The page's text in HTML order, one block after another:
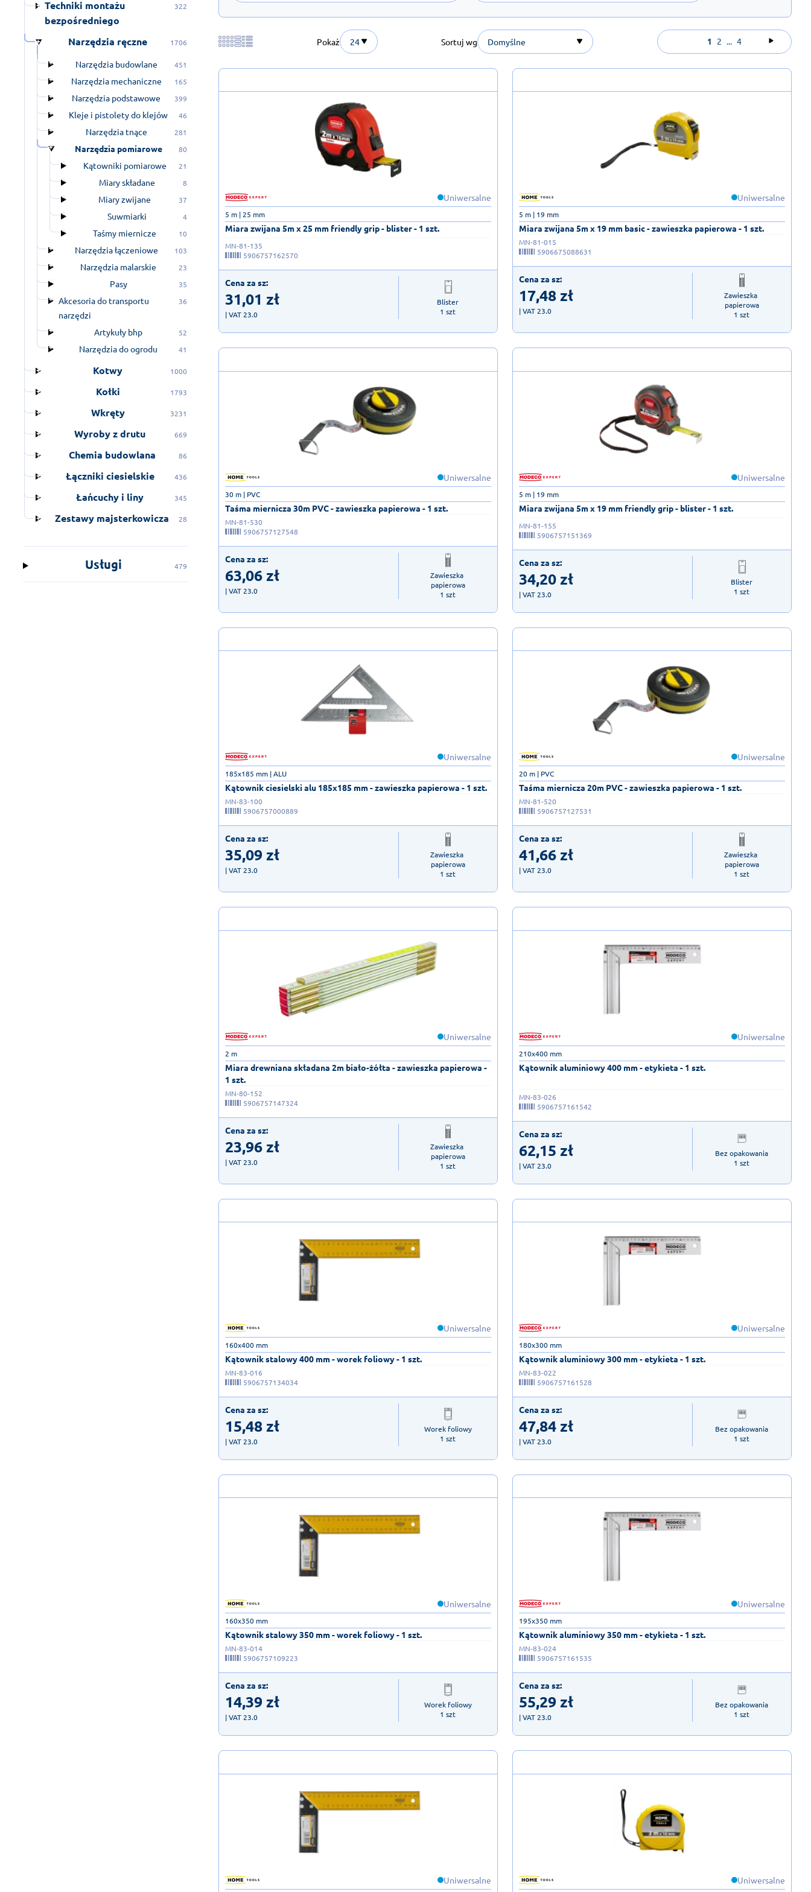
Techniki montażu
bezpośredniego
322
Narzędzia ręczne 1706
Narzędzia budowlane 451
Narzędzia mechaniczne 165
Narzędzia podstawowe 399
Kleje i pistolety do klejów 46
Narzędzia tnące 281
Narzędzia pomiarowe 80
Kątowniki pomiarowe 21
Miary składane 8
Miary zwijane 37
Suwmiarki 4
Taśmy miernicze 10
Narzędzia łączeniowe 103
Narzędzia malarskie 23
Pasy 35
Akcesoria do transportu
narzędzi
36
Artykuły bhp 52
Narzędzia do ogrodu 41
Kotwy 1000
Kołki 1793
Wkręty 3231
Wyroby z drutu 669
Chemia budowlana 86
Łączniki ciesielskie 436
Łańcuchy i liny 345
Zestawy majsterkowicza 28
Usługi 479
Pokaż 24 Sortuj wg Domyślne 1 2 ... 4
Uniwersalne
Miara zwijana 5m x 25 mm friendly grip - blister - 1 szt.
5 m | 25 mm
MN-81-135
5906757162570
Cena za sz:
31,01 zł
| VAT 23.0
Blister
1 szt
Uniwersalne
Miara zwijana 5m x 19 mm basic - zawieszka papierowa - 1 szt.
5 m | 19 mm
MN-81-015
5906675088631
Cena za sz:
17,48zł
| VAT 23.0
Zawieszka
papierowa
1 szt
Uniwersalne
Taśma miernicza 30m PVC - zawieszka papierowa - 1 szt.
30 m | PVC
MN-81-530
5906757127548
Cena za sz:
63,06zł
| VAT 23.0
Zawieszka
papierowa
1 szt
Uniwersalne
Miara zwijana 5m x 19 mm friendly grip - blister - 1 szt.
5 m | 19 mm
MN-81-155
5906757151369
Cena za sz:
34,20zł
| VAT 23.0
Blister
1 szt
Uniwersalne
Kątownik ciesielski alu 185x185 mm - zawieszka papierowa - 1 szt.
185x185 mm | ALU
MN-83-100
5906757000889
Cena za sz:
35,09zł
| VAT 23.0
Zawieszka
papierowa
1 szt
Uniwersalne
Taśma miernicza 20m PVC - zawieszka papierowa - 1 szt.
20 m | PVC
MN-81-520
5906757127531
Cena za sz:
41,66zł
| VAT 23.0
Zawieszka
papierowa
1 szt
Uniwersalne
Miara drewniana składana 2m biało-żółta - zawieszka papierowa -
1 szt.
2 m
MN-80-152
5906757147324
Cena za sz:
23,96zł
| VAT 23.0
Zawieszka
papierowa
1 szt
Uniwersalne
Kątownik aluminiowy 400 mm - etykieta - 1 szt.
210x400 mm
MN-83-026
5906757161542
Cena za sz:
62,15 zł
| VAT 23.0
Bez opakowania
1 szt
Uniwersalne
Kątownik stalowy 400 mm - worek foliowy - 1 szt.
160x400 mm
MN-83-016
5906757134034
Cena za sz:
15,48zł
| VAT 23.0
Worek foliowy
1 szt
Uniwersalne
Kątownik aluminiowy 300 mm - etykieta - 1 szt.
180x300 mm
MN-83-022
5906757161528
Cena za sz:
47,84zł
| VAT 23.0
Bez opakowania
1 szt
Uniwersalne
Kątownik stalowy 350 mm - worek foliowy - 1 szt.
160x350 mm
MN-83-014
5906757109223
Cena za sz:
14,39zł
| VAT 23.0
Worek foliowy
1 szt
Uniwersalne
Kątownik aluminiowy 350 mm - etykieta - 1 szt.
195x350 mm
MN-83-024
5906757161535
Cena za sz:
55,29zł
| VAT 23.0
Bez opakowania
1 szt
Uniwersalne Uniwersalne